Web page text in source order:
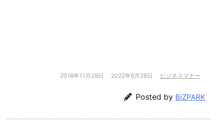
2016年11月29日 2022年6月28日 ビジネスマナー
Posted by BiZPARK